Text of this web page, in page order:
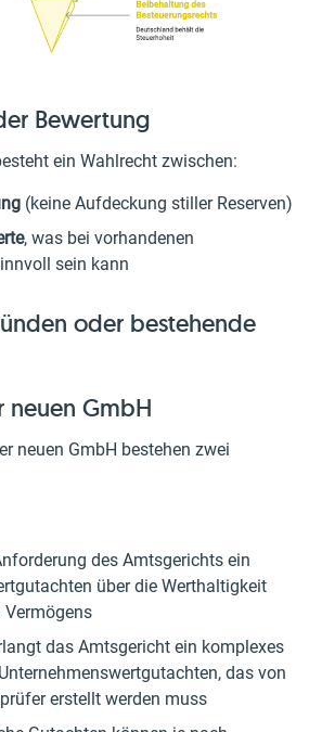
Bewertung
ein Wahlrecht zwischen:
(keine Aufdeckung stiller Reserven)
, was bei vorhandenen
sein kann
oder bestehende
neuen GmbH
neuen GmbH bestehen zwei
des Amtsgerichts ein
über die Werthaltigkeit
Vermögens
das Amtsgericht ein komplexes
das von
erstellt werden muss